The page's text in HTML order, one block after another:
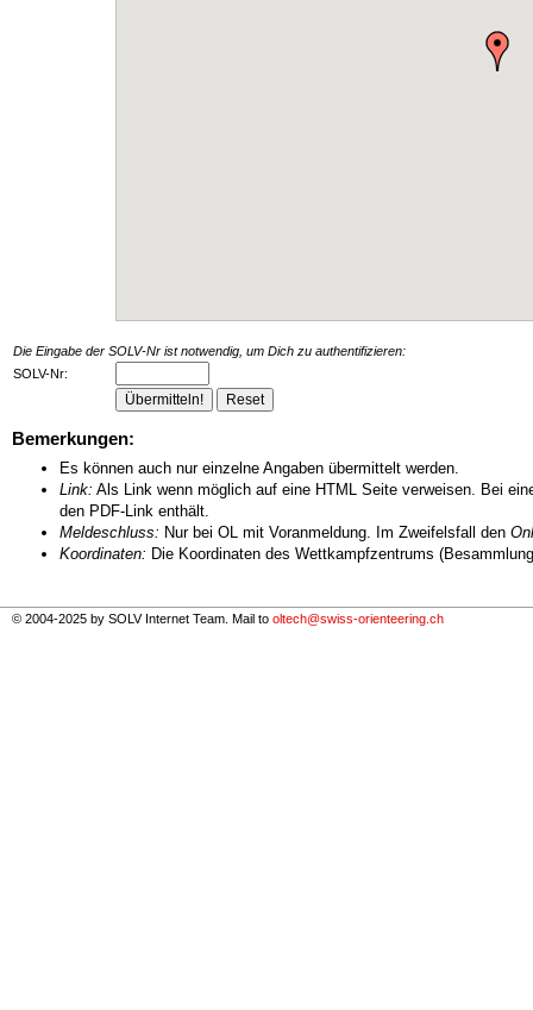
Die Eingabe der SOLV-Nr ist notwendig, um Dich zu authentifizieren:
SOLV-Nr:
Bemerkungen:
Es können auch nur einzelne Angaben übermittelt werden.
Link: Als Link wenn möglich auf eine HTML Seite verweisen. Bei
den PDF-Link enthält.
Meldeschluss: Nur bei OL mit Voranmeldung. Im Zweifelsfall den
Koordinaten: Die Koordinaten des Wettkampfzentrums
© 2004-2025 by SOLV Internet Team. Mail to oltech@swiss-orienteering.ch